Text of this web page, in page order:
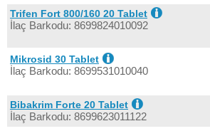
Trifen Fort 800/160 20 Tablet
İlaç Barkodu: 8699824010092
Mikrosid 30 Tablet
İlaç Barkodu: 8699531010040
Bibakrim Forte 20 Tablet
İlaç Barkodu: 8699623011122